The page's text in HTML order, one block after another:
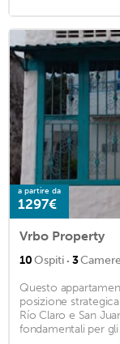
a partire da
1297€
Vrbo Property
10Ospiti · 3Camere
Questo
posizione
Río Claro e San
fondamentali per gli